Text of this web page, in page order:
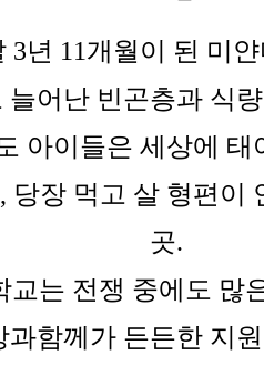
3년 11개월이 된 미
늘어난 빈곤층과 식
아이들은 세상에 태
당장 먹고 살 형편이
곳.
교는 전쟁 중에도 많
과함께가 든든한 지